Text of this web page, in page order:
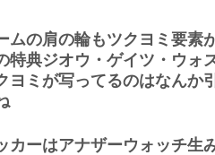
ムの肩の輪もツクヨミ要素
特典ジオウ・ゲイツ・ウォ
ヨミが写ってるのはなんか
カーはアナザーウォッチ生